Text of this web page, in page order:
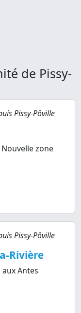
de Pissy-
Pissy-Pôville
zone
Pissy-Pôville
Rivière
aux Antes